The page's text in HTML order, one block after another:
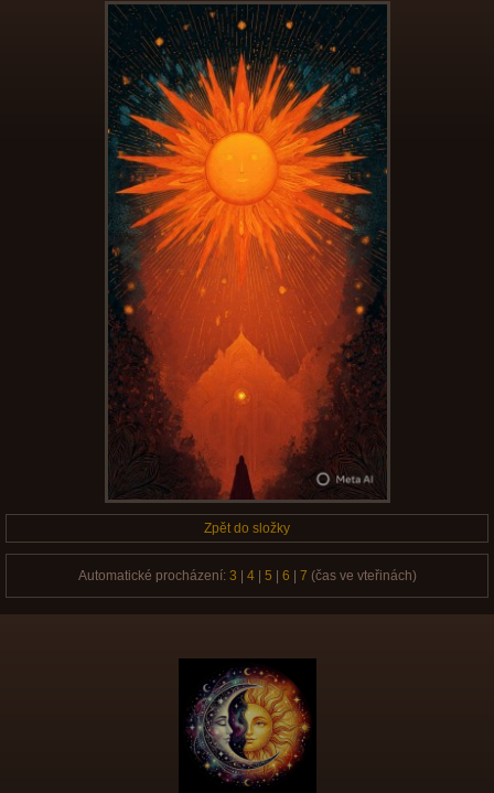
Zpět do složky
Automatické procházení: 3 4| 5 6 7 (čas ve vteřinách)